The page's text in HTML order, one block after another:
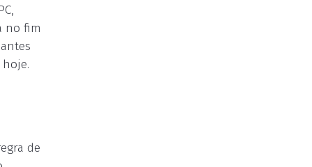
no fim
de